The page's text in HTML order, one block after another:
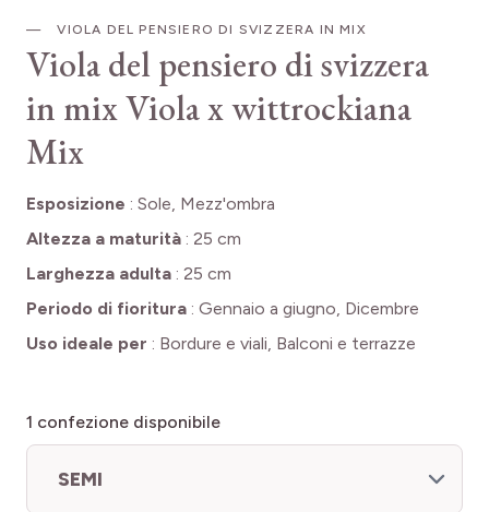
VIOLA DEL PENSIERO DI SVIZZERA IN MIX
Viola del pensiero di svizzera
in mixViola x wittrockiana
Mix
Esposizione : Sole, Mezz'ombra
Altezza a maturità : 25 cm
Larghezza adulta : 25 cm
Periodo di fioritura : Gennaio a giugno, Dicembre
Uso ideale per : Bordure e viali, Balconi e terrazze
1 confezione disponibile
SEMI